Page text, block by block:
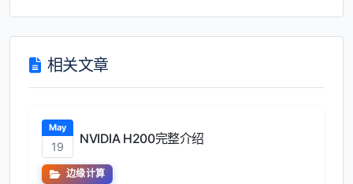
相关文章
May
19
NVIDIA H200完整介绍
边缘计算